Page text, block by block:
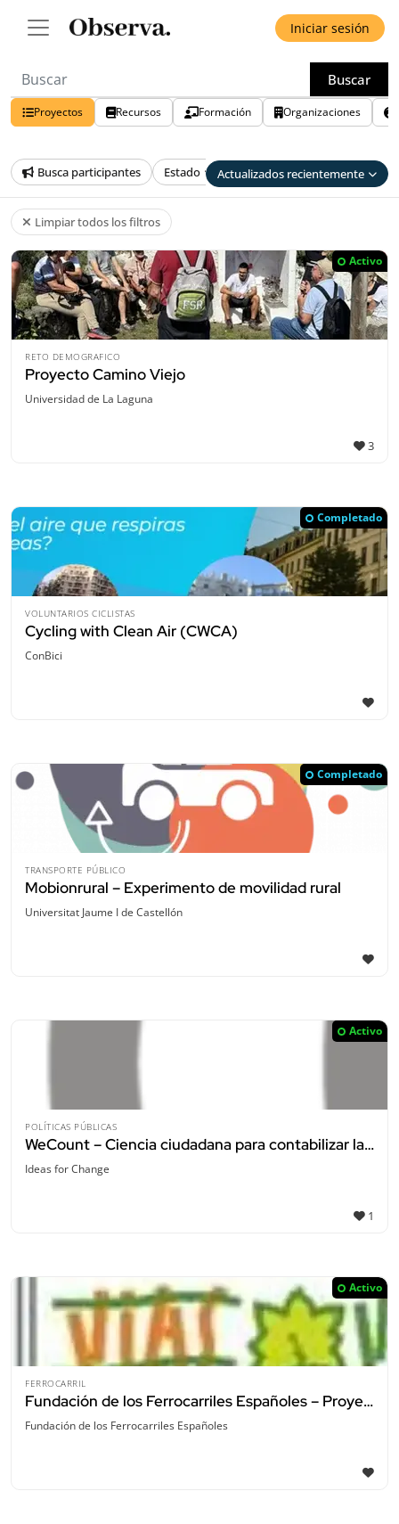
Iniciar sesión
Buscar
Proyectos Recursos Formación Organizaciones
Busca participantes Estado País Provincia
Actualizados recientemente
Limpiar todos los filtros
Activo
RETO DEMOGRAFICO
Proyecto Camino Viejo
Universidad de La Laguna
3
Completado
VOLUNTARIOS CICLISTAS
Cycling with Clean Air (CWCA)
ConBici
Completado
TRANSPORTE PÚBLICO
Mobionrural – Experimento de movilidad rural
Universitat Jaume I de Castellón
Activo
POLÍTICAS PÚBLICAS
WeCount – Ciencia ciudadana para contabilizar la movilidad
Ideas for Change
1
Activo
FERROCARRIL
Fundación de los Ferrocarriles Españoles – Proyectos de Ciencia Ciudadana
Fundación de los Ferrocarriles Españoles